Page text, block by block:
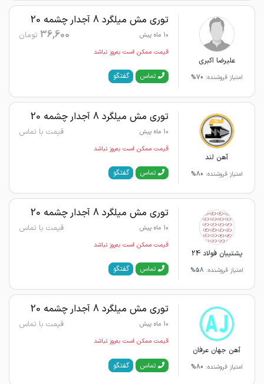
علیرضا اکبری
امتیاز فروشنده: 70%
توری مش میلگرد 8 آجدار چشمه 20
10 ماه پیش 36,600 تومان
قیمت ممکن است به‌روز نباشد
تماس گفتگو
آهن لند
امتیاز فروشنده: 80%
توری مش میلگرد 8 آجدار چشمه 20
10 ماه پیش قیمت با تماس
قیمت ممکن است به‌روز نباشد
تماس گفتگو
پشتیبان فولاد 24
امتیاز فروشنده: 58%
توری مش میلگرد 8 آجدار چشمه 20
10 ماه پیش قیمت با تماس
قیمت ممکن است به‌روز نباشد
تماس گفتگو
آهن جهان عرفان
امتیاز فروشنده: 80%
توری مش میلگرد 8 آجدار چشمه 20
10 ماه پیش قیمت با تماس
قیمت ممکن است به‌روز نباشد
تماس گفتگو